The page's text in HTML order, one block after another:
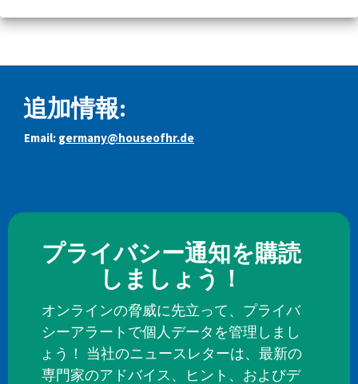
追加情報:
Email: germany@houseofhr.de
プライバシー通知を購読
しましょう！
オンラインの脅威に先立って、プライバ
シーアラートで個人データを管理しまし
ょう！ 当社のニュースレターは、最新の
専門家のアドバイス、ヒント、およびデ